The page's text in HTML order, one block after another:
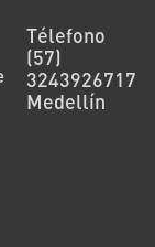
Télefono
(57)
3243926717
Medellín